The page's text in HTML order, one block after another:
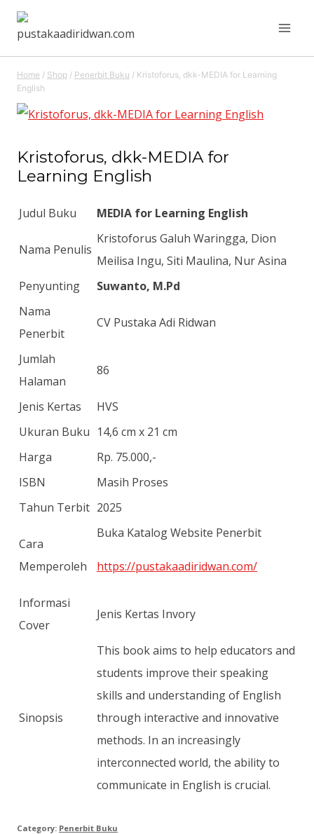
Skip
content
Home / Shop / Penerbit Buku / Kristoforus, dkk-MEDIA for Learning
English
Kristoforus, dkk-MEDIA for
Learning English
Judul Buku MEDIA for Learning English
Nama Penulis
Kristoforus Galuh Waringga, Dion
Meilisa Ingu, Siti Maulina, Nur Asina
Penyunting
Suwanto, M.Pd
Nama
Penerbit
CV Pustaka Adi Ridwan
Jumlah
Halaman
86
Jenis Kertas
HVS
Ukuran Buku 14,6 cm x 21 cm
Harga
Rp. 75.000,-
ISBN
Masih Proses
Tahun Terbit 2025
Cara
Memperoleh
Buka Katalog Website Penerbit
https://pustakaadiridwan.com/
Informasi
Cover
Jenis Kertas Invory
Sinopsis
This book aims to help educators and
students improve their speaking
skills and understanding of English
through interactive and innovative
methods. In an increasingly
interconnected world, the ability to
communicate in English is crucial.
Category: Penerbit Buku